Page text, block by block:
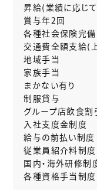
昇給(業績に応じ
賞与年2回
各種社会保険完備
交通費全額支給(
地域手当
家族手当
まかない有り
制服貸与
グループ店飲食割
入社支度金制度
給与の前払い制度
従業員紹介料制度
国内・海外研修制
各種資格手当制度(